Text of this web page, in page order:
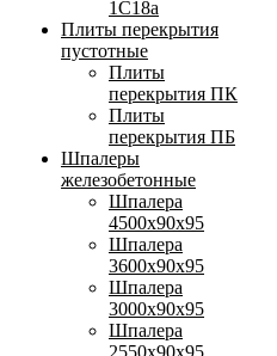
1С18а
Плиты перекрытия
пустотные
Плиты
перекрытия ПК
Плиты
перекрытия ПБ
Шпалеры
железобетонные
Шпалера
4500х90х95
Шпалера
3600х90х95
Шпалера
3000х90х95
Шпалера
2550х90х95